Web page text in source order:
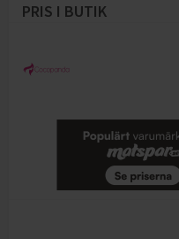
PRIS I BUTIK